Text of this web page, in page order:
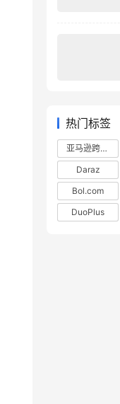
热门标签
亚马逊跨境电商
Daraz
Bol.com
DuoPlus